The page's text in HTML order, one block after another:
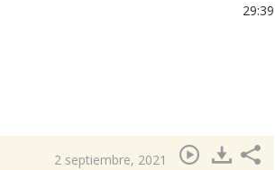
29:39
2 septiembre, 2021